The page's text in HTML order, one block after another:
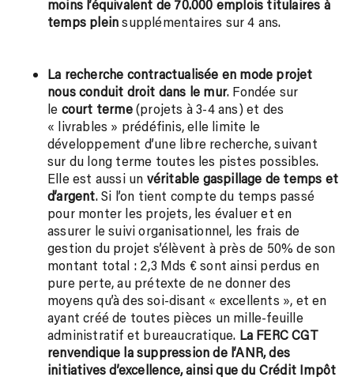
moins l’équivalent de 70.000 emplois titulaires à
temps pleinsupplémentaires sur 4 ans.
La recherche contractualisée en mode projet
nous conduit droit dans le mur. Fondée sur
le court terme(projets à 3-4 ans) et des
« livrables » prédéfinis, elle limite le
développement d’une libre recherche, suivant
sur du long terme toutes les pistes possibles.
Elle est aussi un véritable gaspillage de temps et
d’argent. Si l’on tient compte du temps passé
pour monter les projets, les évaluer et en
assurer le suivi organisationnel, les frais de
gestion du projet s’élèvent à près de 50% de son
montant total : 2,3 Mds € sont ainsi perdus en
pure perte, au prétexte de ne donner des
moyens qu’à des soi-disant « excellents », et en
ayant créé de toutes pièces un mille-feuille
administratif et bureaucratique. La FERC CGT
renvendique la suppression de l’ANR, des
initiatives d’excellence, ainsi que du Crédit Impôt